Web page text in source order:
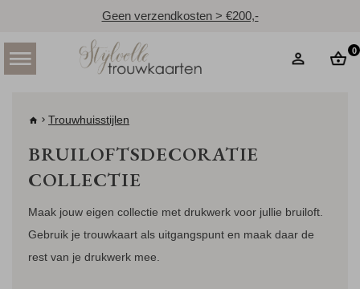
Geen verzendkosten > €200,-
0
Trouwhuisstijlen
BRUILOFTSDECORATIE
COLLECTIE
Maak jouw eigen collectie met drukwerk voor jullie bruiloft.
Gebruik je trouwkaart als uitgangspunt en maak daar de
rest van je drukwerk mee.